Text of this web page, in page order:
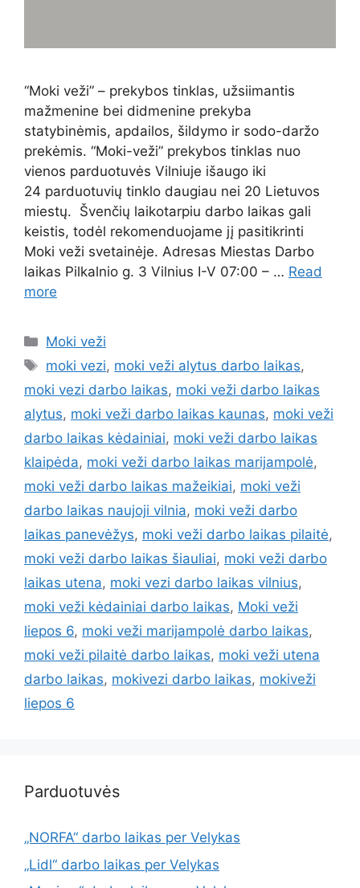
“Moki veži” – prekybos tinklas, užsiimantis
mažmenine bei didmenine prekyba
statybinėmis, apdailos, šildymo ir sodo-daržo
prekėmis. “Moki-veži” prekybos tinklas nuo
vienos parduotuvės Vilniuje išaugo iki
24 parduotuvių tinklo daugiau nei 20 Lietuvos
miestų. Švenčių laikotarpiu darbo laikas gali
keistis, todėl rekomenduojame jį pasitikrinti
Moki veži svetainėje. Adresas Miestas Darbo
laikas Pilkalnio g. 3 Vilnius I-V 07:00 – … Read
more
Moki veži
moki vezi, moki veži alytus darbo laikas,
moki vezi darbo laikas, moki veži darbo laikas
alytus, moki veži darbo laikas kaunas, moki veži
darbo laikas kėdainiai, moki veži darbo laikas
klaipėda, moki veži darbo laikas marijampolė,
moki veži darbo laikas mažeikiai, moki veži
darbo laikas naujoji vilnia, moki veži darbo
laikas panevėžys, moki veži darbo laikas pilaitė,
moki veži darbo laikas šiauliai, moki veži darbo
laikas utena, moki vezi darbo laikas vilnius,
moki veži kėdainiai darbo laikas, Moki veži
liepos 6, moki veži marijampolė darbo laikas,
moki veži pilaitė darbo laikas, moki veži utena
darbo laikas, mokivezi darbo laikas, mokiveži
liepos 6
Parduotuvės
„NORFA“ darbo laikas per Velykas
„Lidl“ darbo laikas per Velykas